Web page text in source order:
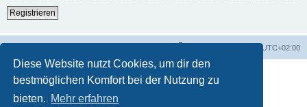
Diese Website nutzt Cookies, um dir den
bestmöglichen Komfort bei der Nutzung zu
bieten. Mehr erfahren
Registrieren
UTC+02:00